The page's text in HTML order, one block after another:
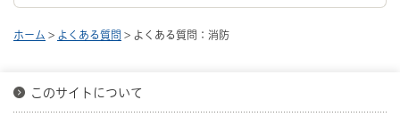
ホーム > よくある質問 > よくある質問：消防
このサイトについて